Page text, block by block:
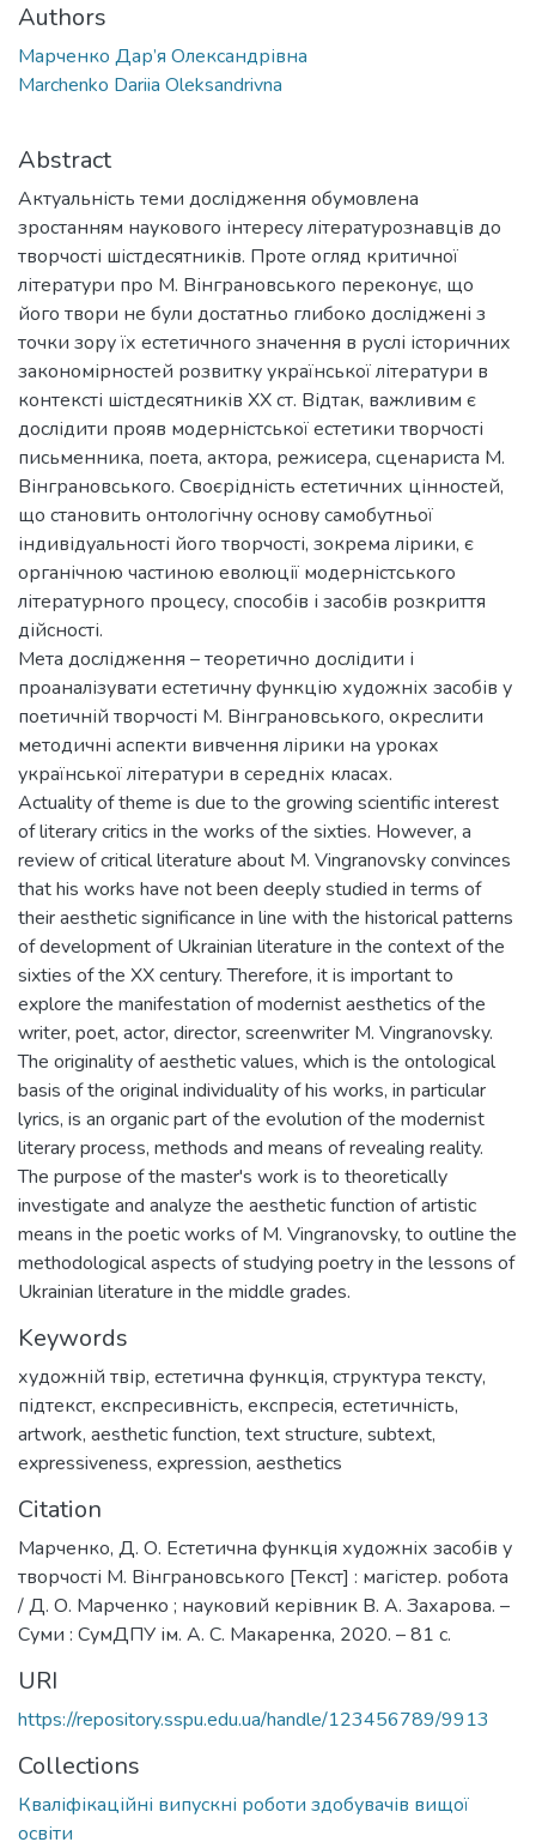
Authors
Марченко Дар’я Олександрівна
Marchenko Dariia Oleksandrivna
Abstract
Актуальність теми дослідження обумовлена
зростанням наукового інтересу літературознавців до
творчості шістдесятників. Проте огляд критичної
літератури про М. Вінграновського переконує, що
його твори не були достатньо глибоко досліджені з
точки зору їх естетичного значення в руслі історичних
закономірностей розвитку української літератури в
контексті шістдесятників XX ст. Відтак, важливим є
дослідити прояв модерністської естетики творчості
письменника, поета, актора, режисера, сценариста М.
Вінграновського. Своєрідність естетичних цінностей,
що становить онтологічну основу самобутньої
індивідуальності його творчості, зокрема лірики, є
органічною частиною еволюції модерністського
літературного процесу, способів і засобів розкриття
дійсності.
Мета дослідження – теоретично дослідити і
проаналізувати естетичну функцію художніх засобів у
поетичній творчості М. Вінграновського, окреслити
методичні аспекти вивчення лірики на уроках
української літератури в середніх класах.
Actuality of theme is due to the growing scientific interest
of literary critics in the works of the sixties. However, a
review of critical literature about M. Vingranovsky convinces
that his works have not been deeply studied in terms of
their aesthetic significance in line with the historical patterns
of development of Ukrainian literature in the context of the
sixties of the XX century. Therefore, it is important to
explore the manifestation of modernist aesthetics of the
writer, poet, actor, director, screenwriter M. Vingranovsky.
The originality of aesthetic values, which is the ontological
basis of the original individuality of his works, in particular
lyrics, is an organic part of the evolution of the modernist
literary process, methods and means of revealing reality.
The purpose of the master's work is to theoretically
investigate and analyze the aesthetic function of artistic
means in the poetic works of M. Vingranovsky, to outline the
methodological aspects of studying poetry in the lessons of
Ukrainian literature in the middle grades.
Keywords
художній твір, естетична функція, структура тексту,
підтекст, експресивність, експресія, естетичність,
artwork, aesthetic function, text structure, subtext,
expressiveness, expression, aesthetics
Citation
Марченко, Д. О. Естетична функція художніх засобів у
творчості М. Вінграновського [Текст] : магістер. робота
/ Д. О. Марченко ; науковий керівник В. А. Захарова. –
Суми : СумДПУ ім. А. С. Макаренка, 2020. – 81 с.
URI
https://repository.sspu.edu.ua/handle/123456789/9913
Collections
Кваліфікаційні випускні роботи здобувачів вищої
освіти